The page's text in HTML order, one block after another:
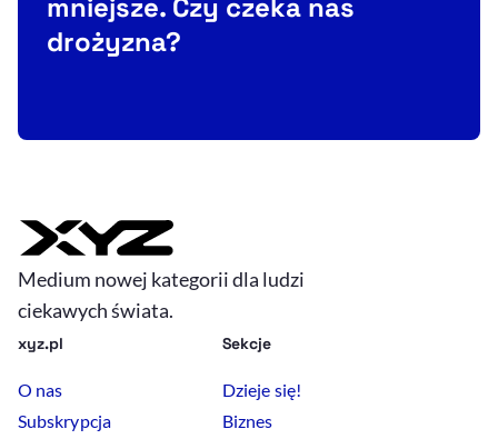
mniejsze. Czy czeka nas
drożyzna?
Medium nowej kategorii dla ludzi
ciekawych świata.
xyz.pl
O nas
Subskrypcja
Sekcje
Dzieje się!
Biznes